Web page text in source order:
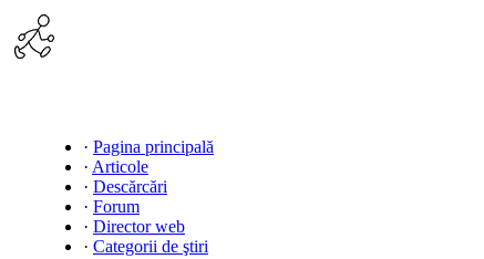
· Pagina principală
· Articole
· Descărcări
· Forum
· Director web
· Categorii de ştiri